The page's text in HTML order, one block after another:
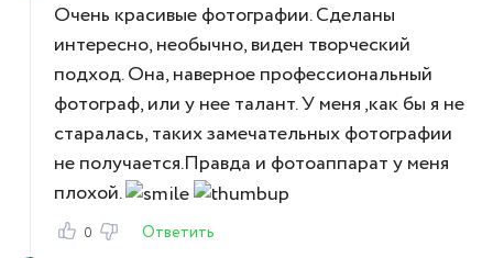
Очень красивые фотографии. Сделаны
интересно, необычно, виден творческий
подход. Она, наверное профессиональный
фотограф, или у нее талант. У меня ,как бы я не
старалась, таких замечательных фотографии
не получается.Правда и фотоаппарат у меня
плохой.
0
Ответить